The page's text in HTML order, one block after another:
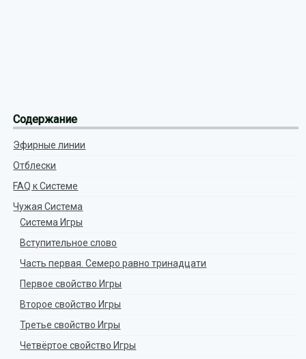
Содержание
Эфирные линии
Отблески
FAQ к Системе
Чужая Система
Система Игры
Вступительное слово
Часть первая. Семеро равно тринадцати
Первое свойство Игры
Второе свойство Игры
Третье свойство Игры
Четвёртое свойство Игры